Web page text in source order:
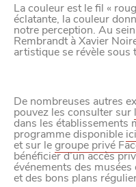
La couleur est le fil «
éclatante, la couleur
notre perception. Au
Rembrandt à Xavier
artistique se révèle sous
De nombreuses autres
pouvez les consulter sur
dans les établissements
programme disponible ici
et sur legroupe privé
bénéficier d’un accès
événements des
et des bons plans